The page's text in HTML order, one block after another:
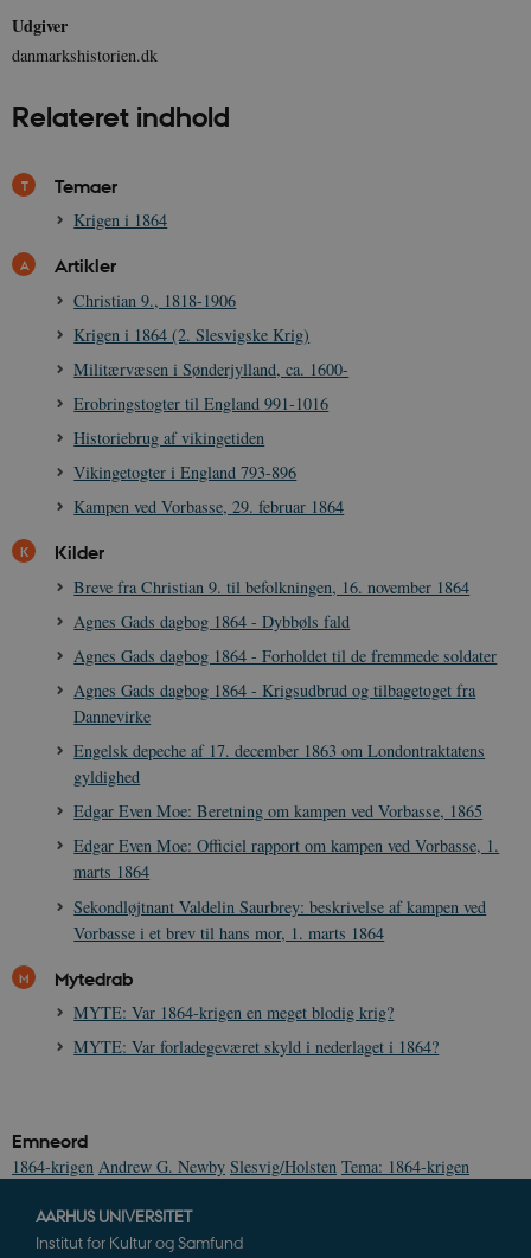
Udgiver
danmarkshistorien.dk
Relateret indhold
Temaer
Krigen i 1864
Artikler
Christian 9., 1818-1906
Krigen i 1864 (2. Slesvigske Krig)
Militærvæsen i Sønderjylland, ca. 1600-
Erobringstogter til England 991-1016
Historiebrug af vikingetiden
Vikingetogter i England 793-896
Kampen ved Vorbasse, 29. februar 1864
Kilder
Breve fra Christian 9. til befolkningen, 16. november 1864
Agnes Gads dagbog 1864 - Dybbøls fald
Agnes Gads dagbog 1864 - Forholdet til de fremmede soldater
Agnes Gads dagbog 1864 - Krigsudbrud og tilbagetoget fra
Dannevirke
Engelsk depeche af 17. december 1863 om Londontraktatens
gyldighed
Edgar Even Moe: Beretning om kampen ved Vorbasse, 1865
Edgar Even Moe: Officiel rapport om kampen ved Vorbasse, 1.
marts 1864
Sekondløjtnant Valdelin Saurbrey: beskrivelse af kampen ved
Vorbasse i et brev til hans mor, 1. marts 1864
Mytedrab
MYTE: Var 1864-krigen en meget blodig krig?
MYTE: Var forladegeværet skyld i nederlaget i 1864?
Emneord
1864-krigen Andrew G. Newby Slesvig/Holsten Tema: 1864-krigen
AARHUS UNIVERSITET
Institut for Kultur og Samfund